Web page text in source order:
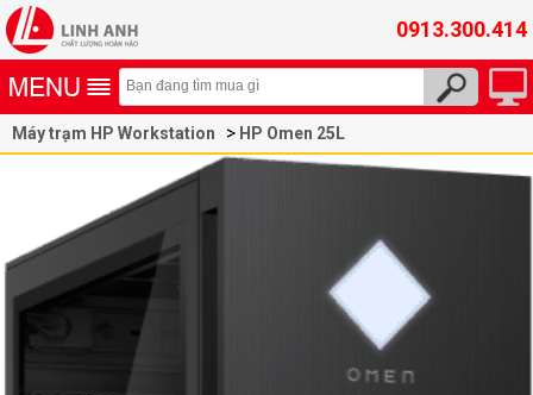
0913.300.414
Máy trạm HP Workstation HP Omen 25L